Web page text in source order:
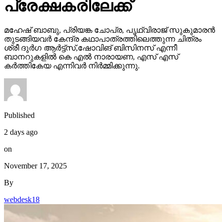
പ്രേക്ഷകരിലേക്ക്
മഹേഷ് ബാബു, പ്രിയങ്ക ചോപ്ര, പൃഥ്വിരാജ് സുകുമാരൻ
തുടങ്ങിയവർ കേന്ദ്ര കഥാപാത്രത്തിലെത്തുന്ന ചിത്രം
ശ്രീ ദുർഗ ആർട്ട്സ്,ഷോവിങ് ബിസിനസ് എന്നീ
ബാനറുകളിൽ കെ എൽ നാരായണ, എസ് എസ്
കർത്തികേയ എന്നിവർ നിർമ്മിക്കുന്നു.
Published
2 days ago
on
November 17, 2025
By
webdesk18